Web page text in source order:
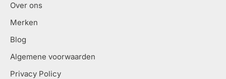
Over ons
Merken
Blog
Algemene voorwaarden
Privacy Policy